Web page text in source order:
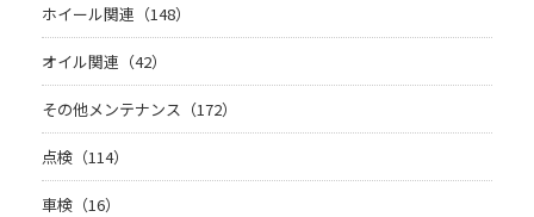
ホイール関連（148）
オイル関連（42）
その他メンテナンス（172）
点検（114）
車検（16）